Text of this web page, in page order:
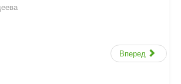
Вперед